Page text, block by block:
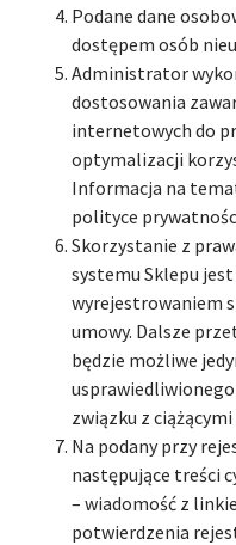
Podane dane
dostępem osób
Administrator
dostosowania
internetowych do
optymalizacji
Informacja na
polityce
Skorzystanie z
systemu Sklepu
wyrejestrowaniem
umowy. Dalsze
będzie możliwe
związku z
Na podany przy
następujące treści
– wiadomość z
potwierdzenia